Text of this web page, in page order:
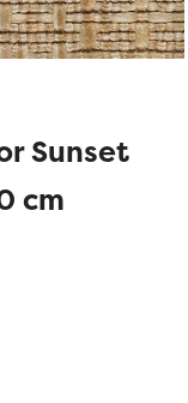
Sunset
cm